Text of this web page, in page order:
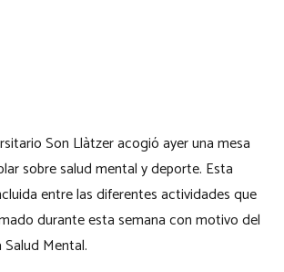
Son Llàtzer acogió ayer una mesa
sobre salud mental y deporte. Esta
entre las diferentes actividades que
durante esta semana con motivo del
Mental.